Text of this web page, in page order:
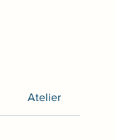
Atelier